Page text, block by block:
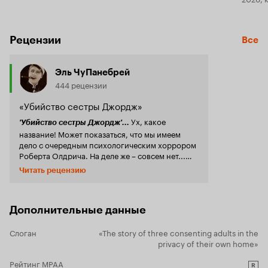
Рецензии Все
Эль ЧуПанебрей
444 рецензии
«Убийство сестры Джордж»
'Убийство сестры Джордж'... Ух, какое
название! Может показаться, что мы имеем
дело с очередным психологическим хоррором
Роберта Олдрича. На деле же – совсем нет...
'Убийство' - эта старенькая лесбийская драма.
Один из тех фильмов, что в свое время
попинались. В том числе и самими
слишком стереотипным. Не смотря на это
'Убийство' - достойное уважения кино, которое
слишком резко заговорило о том, чего не
следовало бы говорить, в типично
Читать рецензию
Дополнительные данные
Слоган
«The story of three consenting adults in the
privacy of their own home»
Рейтинг MPAA
R